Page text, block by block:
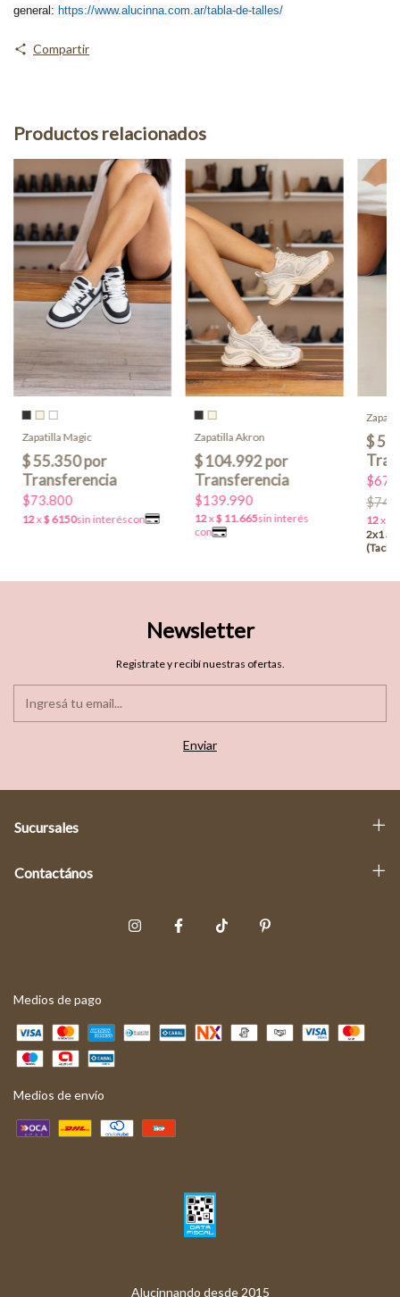
general: https://www.alucinna.com.ar/tabla-de-talles/
Compartir
Productos relacionados
Zapatilla Magic
$73.800
Zapatilla Akron
$139.990
Newsletter
Registrate y recibí nuestras ofertas.
Sucursales
Contactános
Medios de pago
Medios de envío